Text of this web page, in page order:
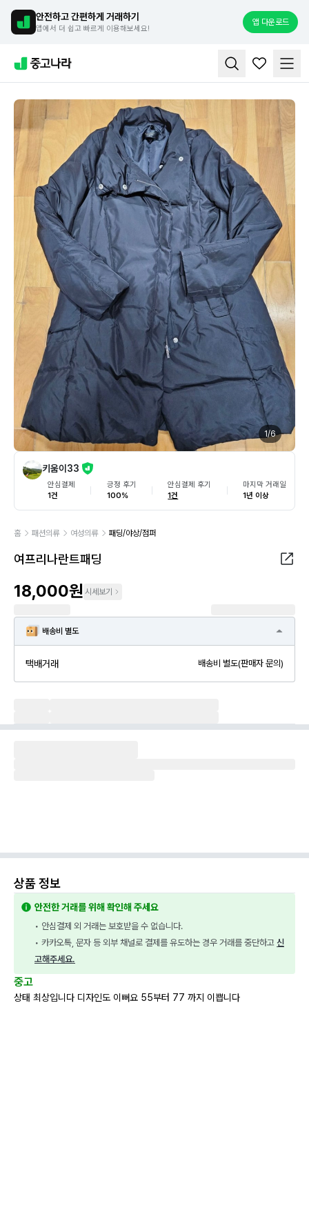
안전하고 간편하게 거래하기
앱에서 더 쉽고 빠르게 이용해보세요!
앱 다운로드
1/6
키움이33
안심결제
1건
긍정 후기
100%
안심결제 후기
1건
마지막 거래일
1년 이상
홈 패션의류 여성의류 패딩/야상/점퍼
여프리나란트패딩
18,000원 시세보기
배송비 별도
택배거래 배송비 별도(판매자 문의)
상품 정보
안전한 거래를 위해 확인해 주세요
• 안심결제 외 거래는 보호받을 수 없습니다.
• 카카오톡, 문자 등 외부 채널로 결제를 유도하는 경우 거래를 중단하고 신
고해주세요.
중고
상태 최상입니다 디자인도 이뻐요 55부터 77 까지 이쁩니다